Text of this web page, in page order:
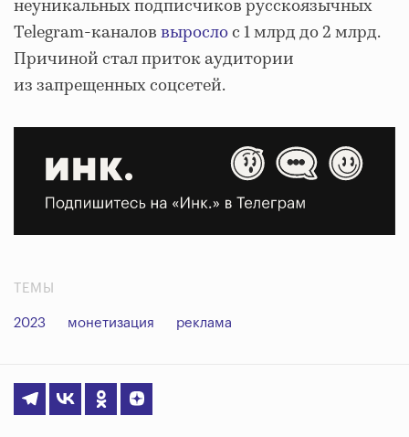
неуникальных подписчиков русскоязычных
Telegram-каналоввырослос 1 млрд до 2 млрд.
Причиной стал приток аудитории
из запрещенных соцсетей.
ТЕМЫ
2023 монетизация реклама